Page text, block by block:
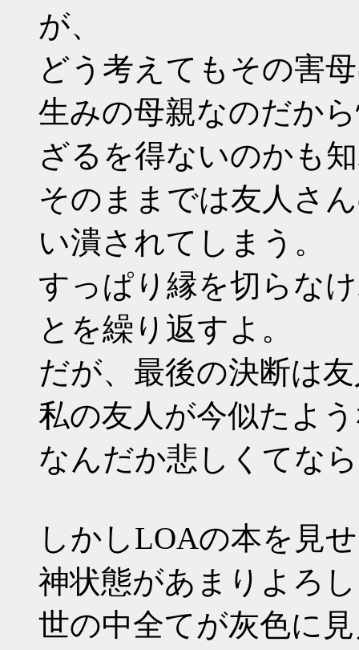
が、
どう考えてもその害
生みの母親なのだか
ざるを得ないのかも
そのままでは友人さ
い潰されてしまう。
すっぱり縁を切らな
とを繰り返すよ。
だが、最後の決断は
私の友人が今似たよ
なんだか悲しくてな
しかしLOAの本を見
神状態があまりよろ
世の中全てが灰色に